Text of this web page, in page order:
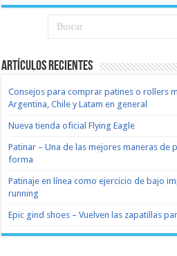
Artículos recientes
Consejos para comprar patines o rollers
Argentina, Chile y Latam en general
Nueva tienda oficial Flying Eagle
Patinar – Una de las mejores maneras de
forma
Patinaje en línea como ejercicio de bajo
running
Epic gind shoes – Vuelven las zapatillas